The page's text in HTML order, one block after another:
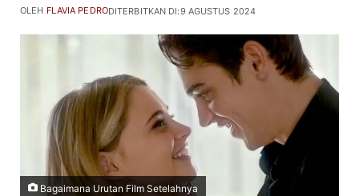
DITERBITKAN DI:9 AGUSTUS 2024
OLEH FLAVIA PEDRO
Bagaimana Urutan Film Setelahnya